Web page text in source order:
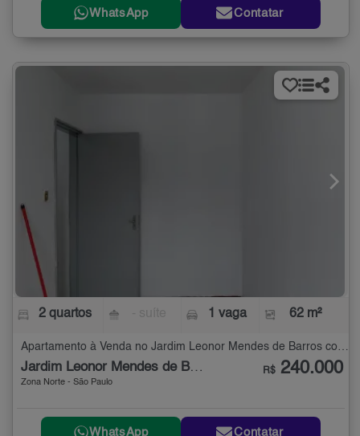
WhatsApp Contatar
2 quartos 1 vaga 62 m²
Apartamento à Venda no Jardim Leonor Mendes de Barros com 2 quartos - 62 m²
Jardim Leonor Mendes de Barros
Zona Norte - São Paulo
R$ 240.000
WhatsApp Contatar